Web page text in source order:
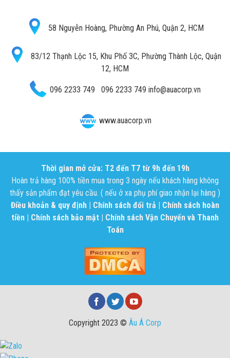
58 Nguyễn Hoàng, Phường An Phú, Quận 2, HCM
83/12 Thạnh Lộc 15, Khu Phố 3C, Phường Thành Lộc, Quận
12, HCM
096 2233 749 096 2233 749 info@auacorp.vn
www.auacorp.vn
Thời gian mở cửa: T2 đến T7 từ 9h đến 19h
Hoàn trả hàng 100% tiền mua trong 3 ngày nếu khách hàng không
thấy sản phẩm đạt yêu cầu. ( nếu ở xa phụ phí giao nhận lại hàng )
Điều khoản & quy định | Chính sách đổi trả | Chính sách hoàn
tiền | Chính sách bảo mật | Chính sách Vận Chuyển và Thanh
Toán
Copyright 2023 © Âu Á Corp